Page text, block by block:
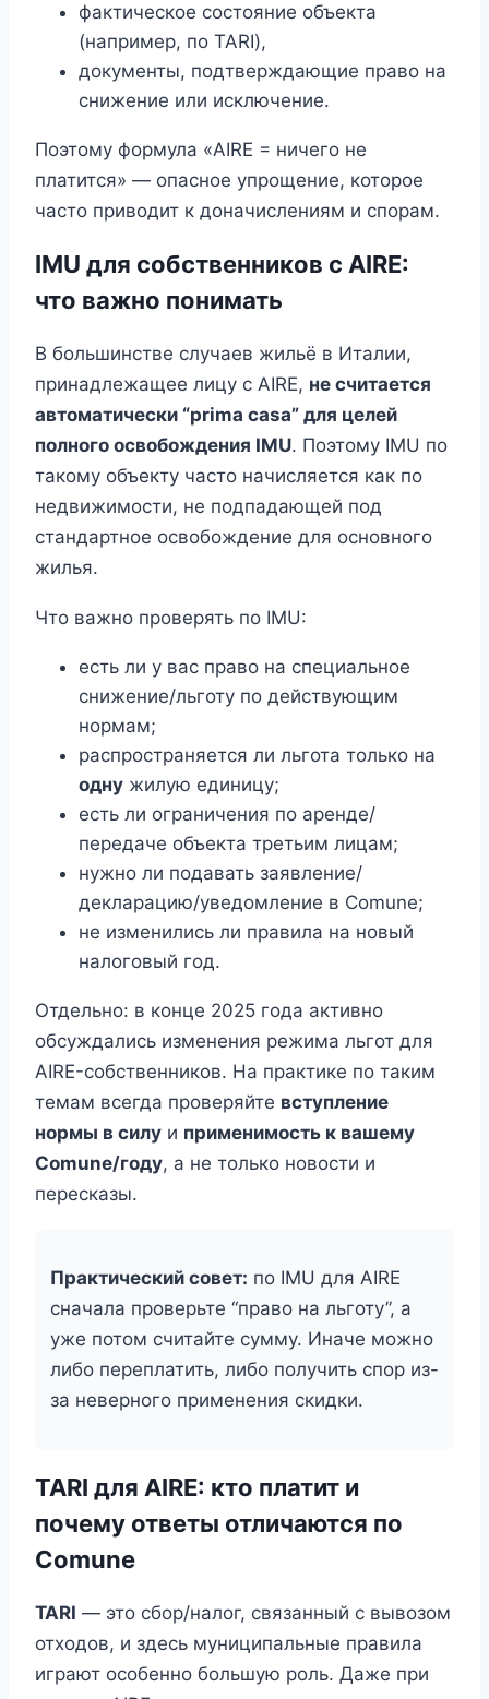
фактическое состояние объекта
(например, по TARI),
документы, подтверждающие право на
снижение или исключение.
Поэтому формула «AIRE = ничего не
платится» — опасное упрощение, которое
часто приводит к доначислениям и спорам.
IMU для собственников с AIRE:
что важно понимать
В большинстве случаев жильё в Италии,
принадлежащее лицу с AIRE, не считается
автоматически “prima casa” для целей
полного освобождения IMU. Поэтому IMU по
такому объекту часто начисляется как по
недвижимости, не подпадающей под
стандартное освобождение для основного
жилья.
Что важно проверять по IMU:
есть ли у вас право на специальное
снижение/льготу по действующим
нормам;
распространяется ли льгота только на
одну жилую единицу;
есть ли ограничения по аренде/
передаче объекта третьим лицам;
нужно ли подавать заявление/
декларацию/уведомление в Comune;
не изменились ли правила на новый
налоговый год.
Отдельно: в конце 2025 года активно
обсуждались изменения режима льгот для
AIRE-собственников. На практике по таким
темам всегда проверяйте вступление
нормы в силу и применимость к вашему
Comune/году, а не только новости и
пересказы.
Практический совет: по IMU для AIRE
сначала проверьте “право на льготу”, а
уже потом считайте сумму. Иначе можно
либо переплатить, либо получить спор из-
за неверного применения скидки.
TARI для AIRE: кто платит и
почему ответы отличаются по
Comune
TARI — это сбор/налог, связанный с вывозом
отходов, и здесь муниципальные правила
играют особенно большую роль. Даже при